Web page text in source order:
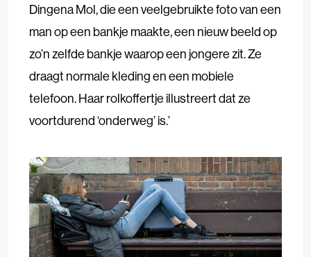
Dingena Mol, die een veelgebruikte foto van een
man op een bankje maakte, een nieuw beeld op
zo’n zelfde bankje waarop een jongere zit. Ze
draagt normale kleding en een mobiele
telefoon. Haar rolkoffertje illustreert dat ze
voortdurend ‘onderweg’ is.’